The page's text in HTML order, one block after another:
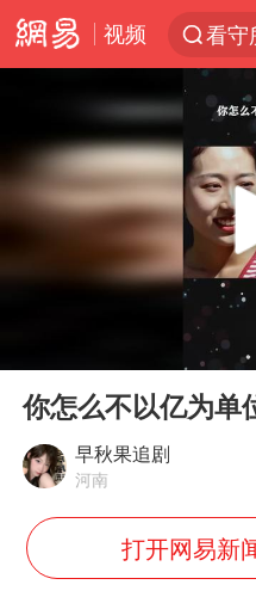
视频
看守
台
台风
宇
五粮
24小
把党
Play
你怎么不以亿为单
早秋果追剧
河南
打开网易新